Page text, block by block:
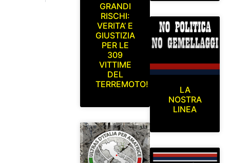
GRANDI
RISCHI:
VERITA’ E
GIUSTIZIA
PER LE
309
VITTIME
DEL
TERREMOTO!
LA
NOSTRA
LINEA